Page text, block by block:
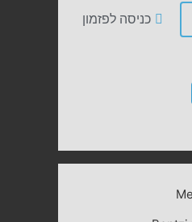
כניסה לפזמון